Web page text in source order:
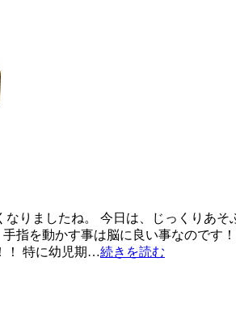
りましたね。 今日は、じっくりあ
指を動かす事は脳に良い事なので
！ 特に幼児期…続きを読む